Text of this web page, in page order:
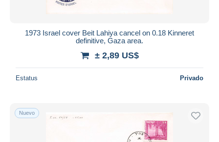
1973 Israel cover Beit Lahiya cancel on 0.18 Kinneret
definitive, Gaza area.
± 2,89 US$
Estatus Privado
Nuevo